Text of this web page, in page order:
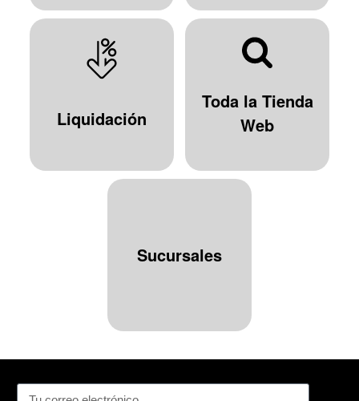
Liquidación
Toda la Tienda
Web
Sucursales